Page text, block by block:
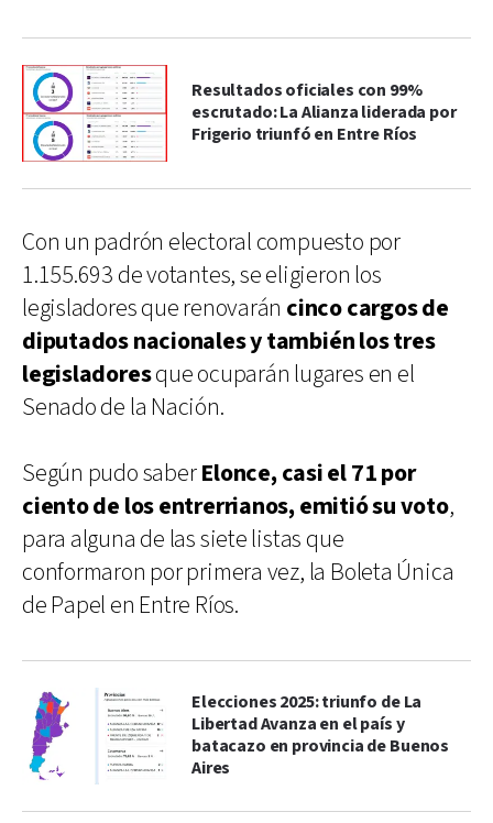
Resultados oficiales con 99%
escrutado: La Alianza liderada por
Frigerio triunfó en Entre Ríos
Con un padrón electoral compuesto por
1.155.693 de votantes, se eligieron los
legisladores que renovarán cinco cargos de
diputados nacionales y también los tres
legisladoresque ocuparán lugares en el
Senado de la Nación.
Según pudo saberElonce, casi el 71 por
ciento de los entrerrianos, emitió su voto,
para alguna de las siete listas que
conformaron por primera vez, la Boleta Única
de Papel en Entre Ríos.
Elecciones 2025: triunfo de La
Libertad Avanza en el país y
batacazo en provincia de Buenos
Aires